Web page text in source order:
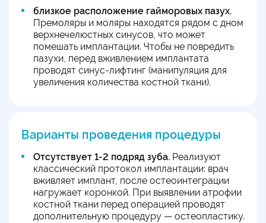
близкое расположение гайморовых пазух.
Премоляры и моляры находятся рядом с дном
верхнечелюстных синусов, что может
помешать имплантации. Чтобы не повредить
пазухи, перед вживлением имплантата
проводят синус-лифтинг (манипуляция для
увеличения количества костной ткани).
Варианты проведения процедуры
Отсутствует 1-2 подряд зуба. Реализуют
классический протокол имплантации: врач
вживляет имплант, после остеоинтеграции
нагружает коронкой. При выявлении атрофии
костной ткани перед операцией проводят
дополнительную процедуру — остеопластику.